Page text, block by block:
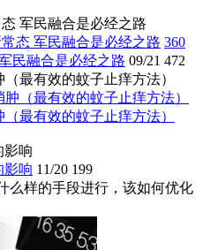
军民融合是必经之路
360
民融合是必经之路 09/21 472
最有效的蚊子止痒方法）
最有效的蚊子止痒方法）
影响
影响 11/20 199
么样的手段进行，该如何优化